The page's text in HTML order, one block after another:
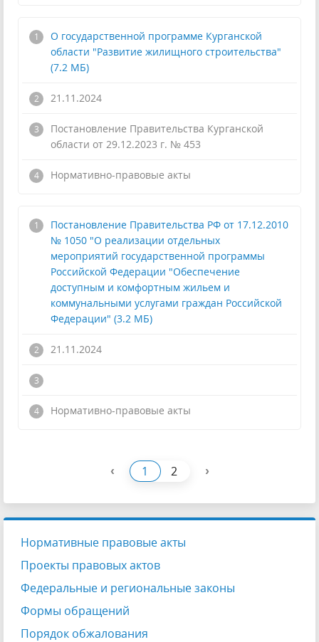
О государственной программе Курганской
области "Развитие жилищного строительства"
(7.2 МБ)
21.11.2024
Постановление Правительства Курганской
области от 29.12.2023 г. № 453
Нормативно-правовые акты
Постановление Правительства РФ от 17.12.2010
№ 1050 "О реализации отдельных
мероприятий государственной программы
Российской Федерации "Обеспечение
доступным и комфортным жильем и
коммунальными услугами граждан Российской
Федерации" (3.2 МБ)
21.11.2024
Нормативно-правовые акты
‹ 1 2 ›
Нормативные правовые акты
Проекты правовых актов
Федеральные и региональные законы
Формы обращений
Порядок обжалования